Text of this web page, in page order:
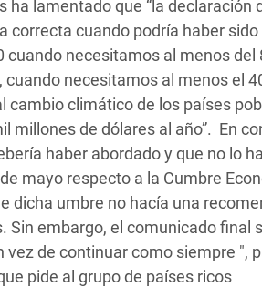
lamentado que “la declaración
correcta cuando podría haber sido
necesitamos al menos del
necesitamos al menos el
cambio climático de los países
millones de dólares al año”. En
haber abordado y que no lo ha
mayo respecto a la Cumbre
dicha umbre no hacía una
Sin embargo, el comunicado final
de continuar como siempre ",
pide al grupo de países ricos